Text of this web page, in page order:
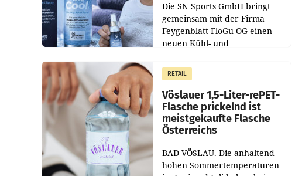
Die SN Sports GmbH bringt
gemeinsam mit der Firma
Feygenblatt FloGu OG einen
neuen Kühl- und
Markt. Das Produkt namens
„Keep Cool“ ist zu 100 Prozent
RETAIL
Vöslauer 1,5-Liter-rePET-
Flasche prickelnd ist
meistgekaufte Flasche
Österreichs
BAD VÖSLAU. Die anhaltend
hohen Sommertemperaturen